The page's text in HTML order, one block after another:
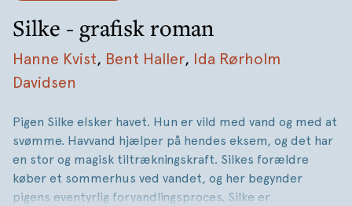
Silke - grafisk roman
Hanne Kvist, Bent Haller, Ida Rørholm
Davidsen
Pigen Silke elsker havet. Hun er vild med vand og med at
svømme. Havvand hjælper på hendes eksem, og det har
en stor og magisk tiltrækningskraft. Silkes forældre
køber et sommerhus ved vandet, og her begynder
pigens eventyrlig forvandlingsproces. Silke er